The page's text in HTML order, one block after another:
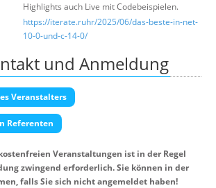
Highlights auch Live mit Codebeispielen.
https://iterate.ruhr/2025/06/das-beste-in-net-
10-0-und-c-14-0/
und Anmeldung
Veranstalters
Referenten
Veranstaltungen ist in der Regel
zwingend erforderlich. Sie können in der
falls Sie sich nicht angemeldet haben!